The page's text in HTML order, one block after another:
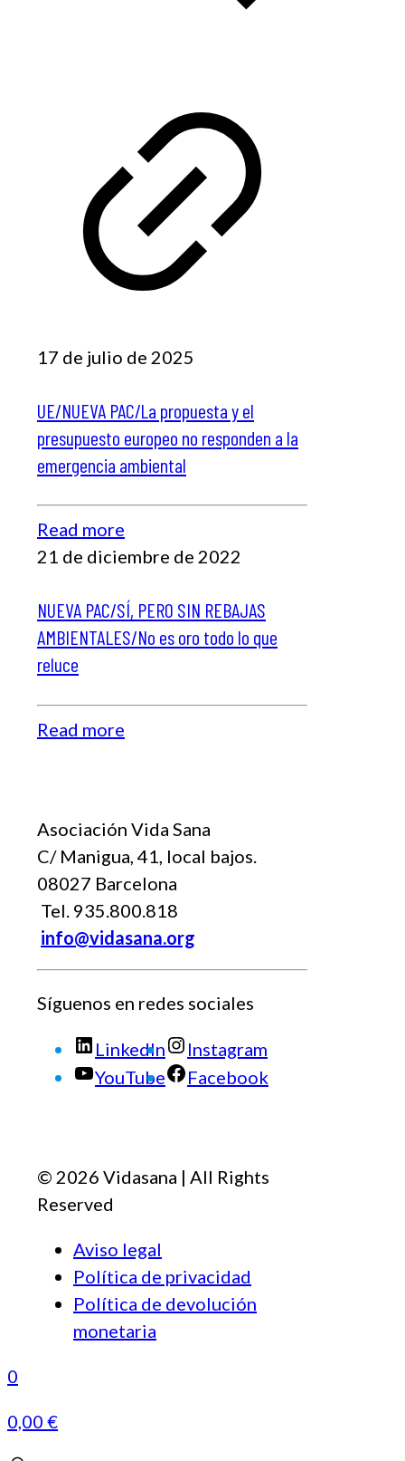
17 de julio de 2025
UE/NUEVA PAC/La propuesta y el
presupuesto europeo no responden a la
emergencia ambiental
Read more
21 de diciembre de 2022
NUEVA PAC/SÍ, PERO SIN REBAJAS
AMBIENTALES/No es oro todo lo que
reluce
Read more
Asociación Vida Sana
C/ Manigua, 41, local bajos.
08027 Barcelona
Tel. 935.800.818
info@vidasana.org
Síguenos en redes sociales
LinkedIn
Instagram
YouTube
Facebook
© 2026 Vidasana | All Rights
Reserved
Aviso legal
Política de privacidad
Política de devolución
monetaria
0
0,00 €